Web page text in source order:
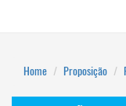
Home Proposição